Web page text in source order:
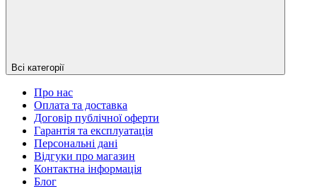
Всі категорії
Про нас
Оплата та доставка
Договір публічної оферти
Гарантія та експлуатація
Персональні дані
Відгуки про магазин
Контактна інформація
Блог